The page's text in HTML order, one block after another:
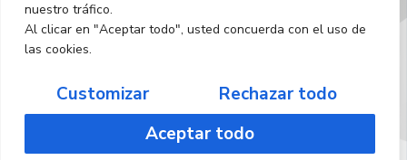
nuestro tráfico.
Al clicar en "Aceptar todo", usted concuerda con el uso de
las cookies.
Customizar
Rechazar todo
Aceptar todo
Español